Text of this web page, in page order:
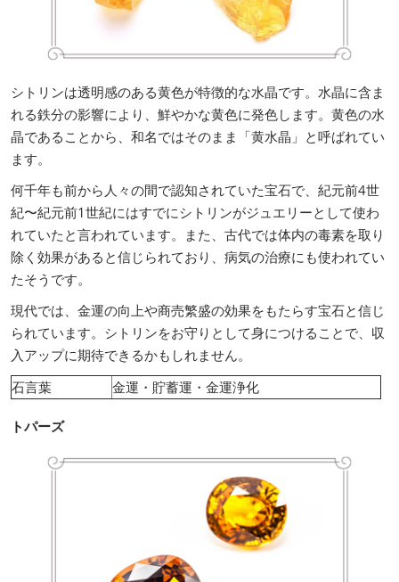
シトリンは透明感のある黄色が特徴的な水晶です。水晶に含ま
れる鉄分の影響により、鮮やかな黄色に発色します。黄色の水
晶であることから、和名ではそのまま「黄水晶」と呼ばれてい
ます。
何千年も前から人々の間で認知されていた宝石で、紀元前4世
紀〜紀元前1世紀にはすでにシトリンがジュエリーとして使わ
れていたと言われています。また、古代では体内の毒素を取り
除く効果があると信じられており、病気の治療にも使われてい
たそうです。
現代では、金運の向上や商売繁盛の効果をもたらす宝石と信じ
られています。シトリンをお守りとして身につけることで、収
入アップに期待できるかもしれません。
石言葉
金運・貯蓄運・金運浄化
トパーズ